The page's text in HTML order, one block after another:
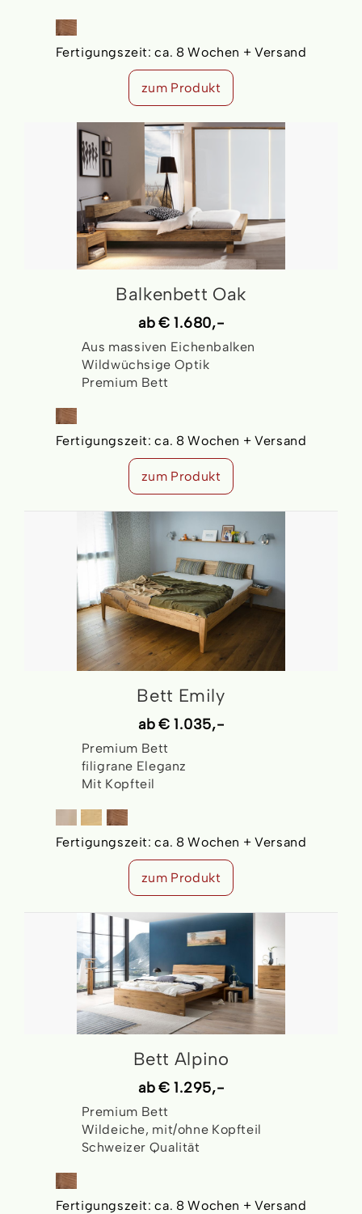
Fertigungszeit:ca. 8 Wochen + Versand
zum Produkt
Balkenbett Oak
ab€ 1.680,-
Aus massiven Eichenbalken
Wildwüchsige Optik
Premium Bett
Fertigungszeit:ca. 8 Wochen + Versand
zum Produkt
Bett Emily
ab€ 1.035,-
Premium Bett
filigrane Eleganz
Mit Kopfteil
Fertigungszeit:ca. 8 Wochen + Versand
zum Produkt
Bett Alpino
ab€ 1.295,-
Premium Bett
Wildeiche, mit/ohne Kopfteil
Schweizer Qualität
Fertigungszeit:ca. 8 Wochen + Versand